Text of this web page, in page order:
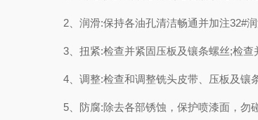
2、润滑:保持各油孔清洁畅通并加注32#润
3、扭紧:检查并紧固压板及镶条螺丝;检查
4、调整:检查和调整铣头皮带、压板及镶条
5、防腐:除去各部锈蚀，保护喷漆面，勿